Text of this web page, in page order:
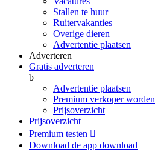
Stallen te huur
Ruitervakanties
Overige dieren
Advertentie plaatsen
Adverteren
Gratis adverteren
b
Advertentie plaatsen
Premium verkoper worden
Prijsoverzicht
Prijsoverzicht
Premium testen 
Download de app download